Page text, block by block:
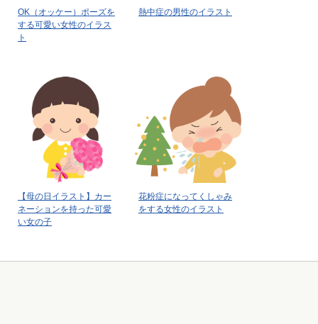
OK（オッケー）ポーズを
する可愛い女性のイラス
ト
熱中症の男性のイラスト
【母の日イラスト】カー
ネーションを持った可愛
い女の子
花粉症になってくしゃみ
をする女性のイラスト